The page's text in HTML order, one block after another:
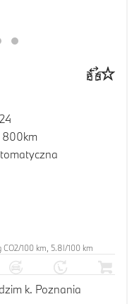
CO2/100 km, 5.8l/100 km
k. Poznania